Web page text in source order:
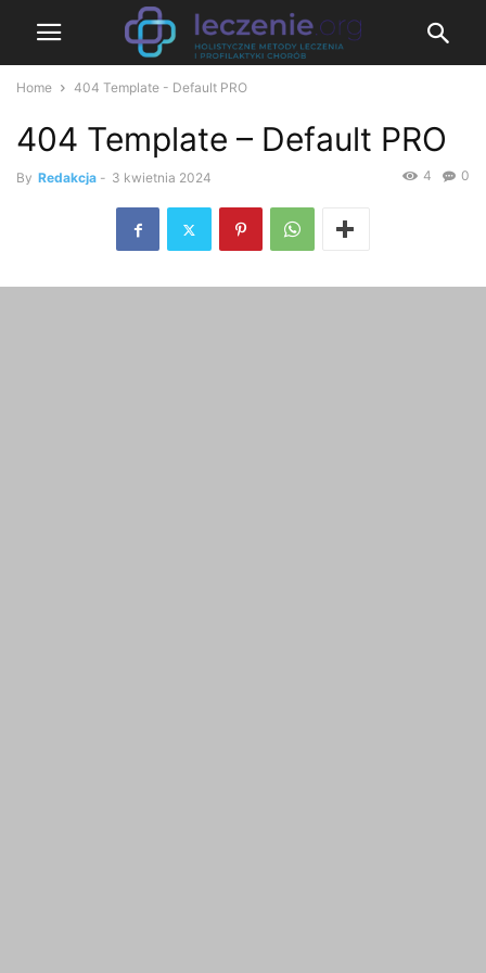
Home 404 Template - Default PRO
404 Template – Default PRO
By Redakcja - 3 kwietnia 2024 0
4